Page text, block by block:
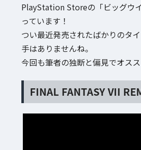
PlayStation Storeの「ビッグウ
っています！
つい最近発売されたばかりのタイ
手はありませんね。
今回も筆者の独断と偏見でオス
FINAL FANTASY VII